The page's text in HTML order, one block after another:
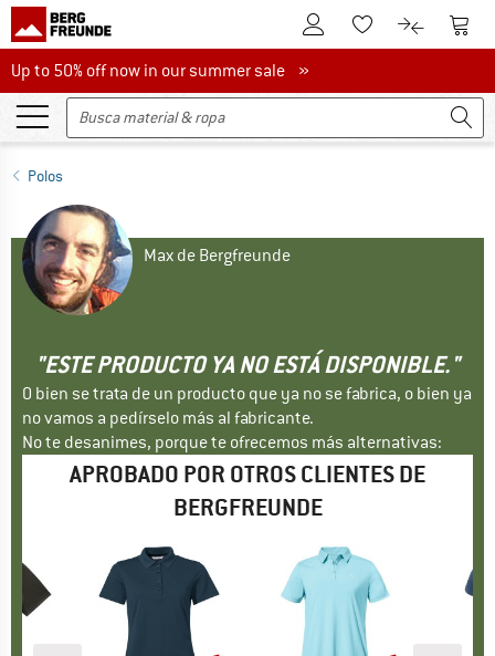
A la cuenta de cliente
A la lista de
A la A la
Up to 50% off now in our summer sale
Up to 50% off now in our summer sale »
Polos
Max de Bergfreunde
"ESTE PRODUCTO YA NO ESTÁ DISPONIBLE."
O bien se trata de un producto que ya no se fabrica, o bien ya
no vamos a pedírselo más al fabricante.
No te desanimes, porque te ofrecemos más alternativas:
APROBADO POR OTROS CLIENTES DE
BERGFREUNDE